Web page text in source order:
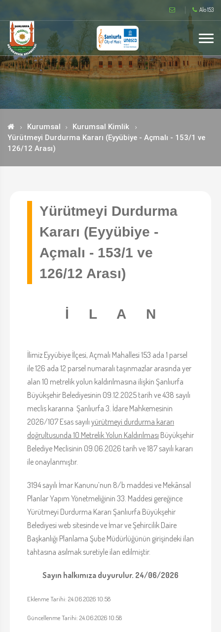
Alo 153
Kurumsal
Kurumsal Kimlik
Yürütmeyi Durdurma Kararı (Eyyübiye - Açmalı - 153/1 ve
126/12 Arası)
Yürütmeyi Durdurma
Kararı (Eyyübiye -
Açmalı - 153/1 ve
126/12 Arası)
İ L A N
İlimiz Eyyübiye İlçesi, Açmalı Mahallesi 153 ada 1 parsel
ile 126 ada 12 parsel numaralı taşınmazlar arasında yer
alan 10 metrelik yolun kaldırılmasına ilişkin Şanlıurfa
Büyükşehir Belediyesinin 09.12.2025 tarih ve 438 sayılı
meclis kararına Şanlıurfa 3. İdare Mahkemesinin
2026/107 Esas sayılı yürütmeyi durdurma kararı
doğrultusunda 10 Metrelik Yolun Kaldırılması Büyükşehir
Belediye Meclisinin 09.06.2026 tarih ve 187 sayılı kararı
ile onaylanmıştır.
3194 sayılı İmar Kanunu’nun 8/b maddesi ve Mekânsal
Planlar Yapım Yönetmeliğinin 33. Maddesi gereğince
Yürütmeyi Durdurma Kararı Şanlıurfa Büyükşehir
Belediyesi web sitesinde ve İmar ve Şehircilik Daire
Başkanlığı Planlama Şube Müdürlüğünün girişindeki ilan
tahtasına asılmak suretiyle ilan edilmiştir.
Sayın halkımıza duyurulur. 24/06/2026
Eklenme Tarihi: 24.06.2026 10:58
Güncellenme Tarihi: 24.06.2026 10:58